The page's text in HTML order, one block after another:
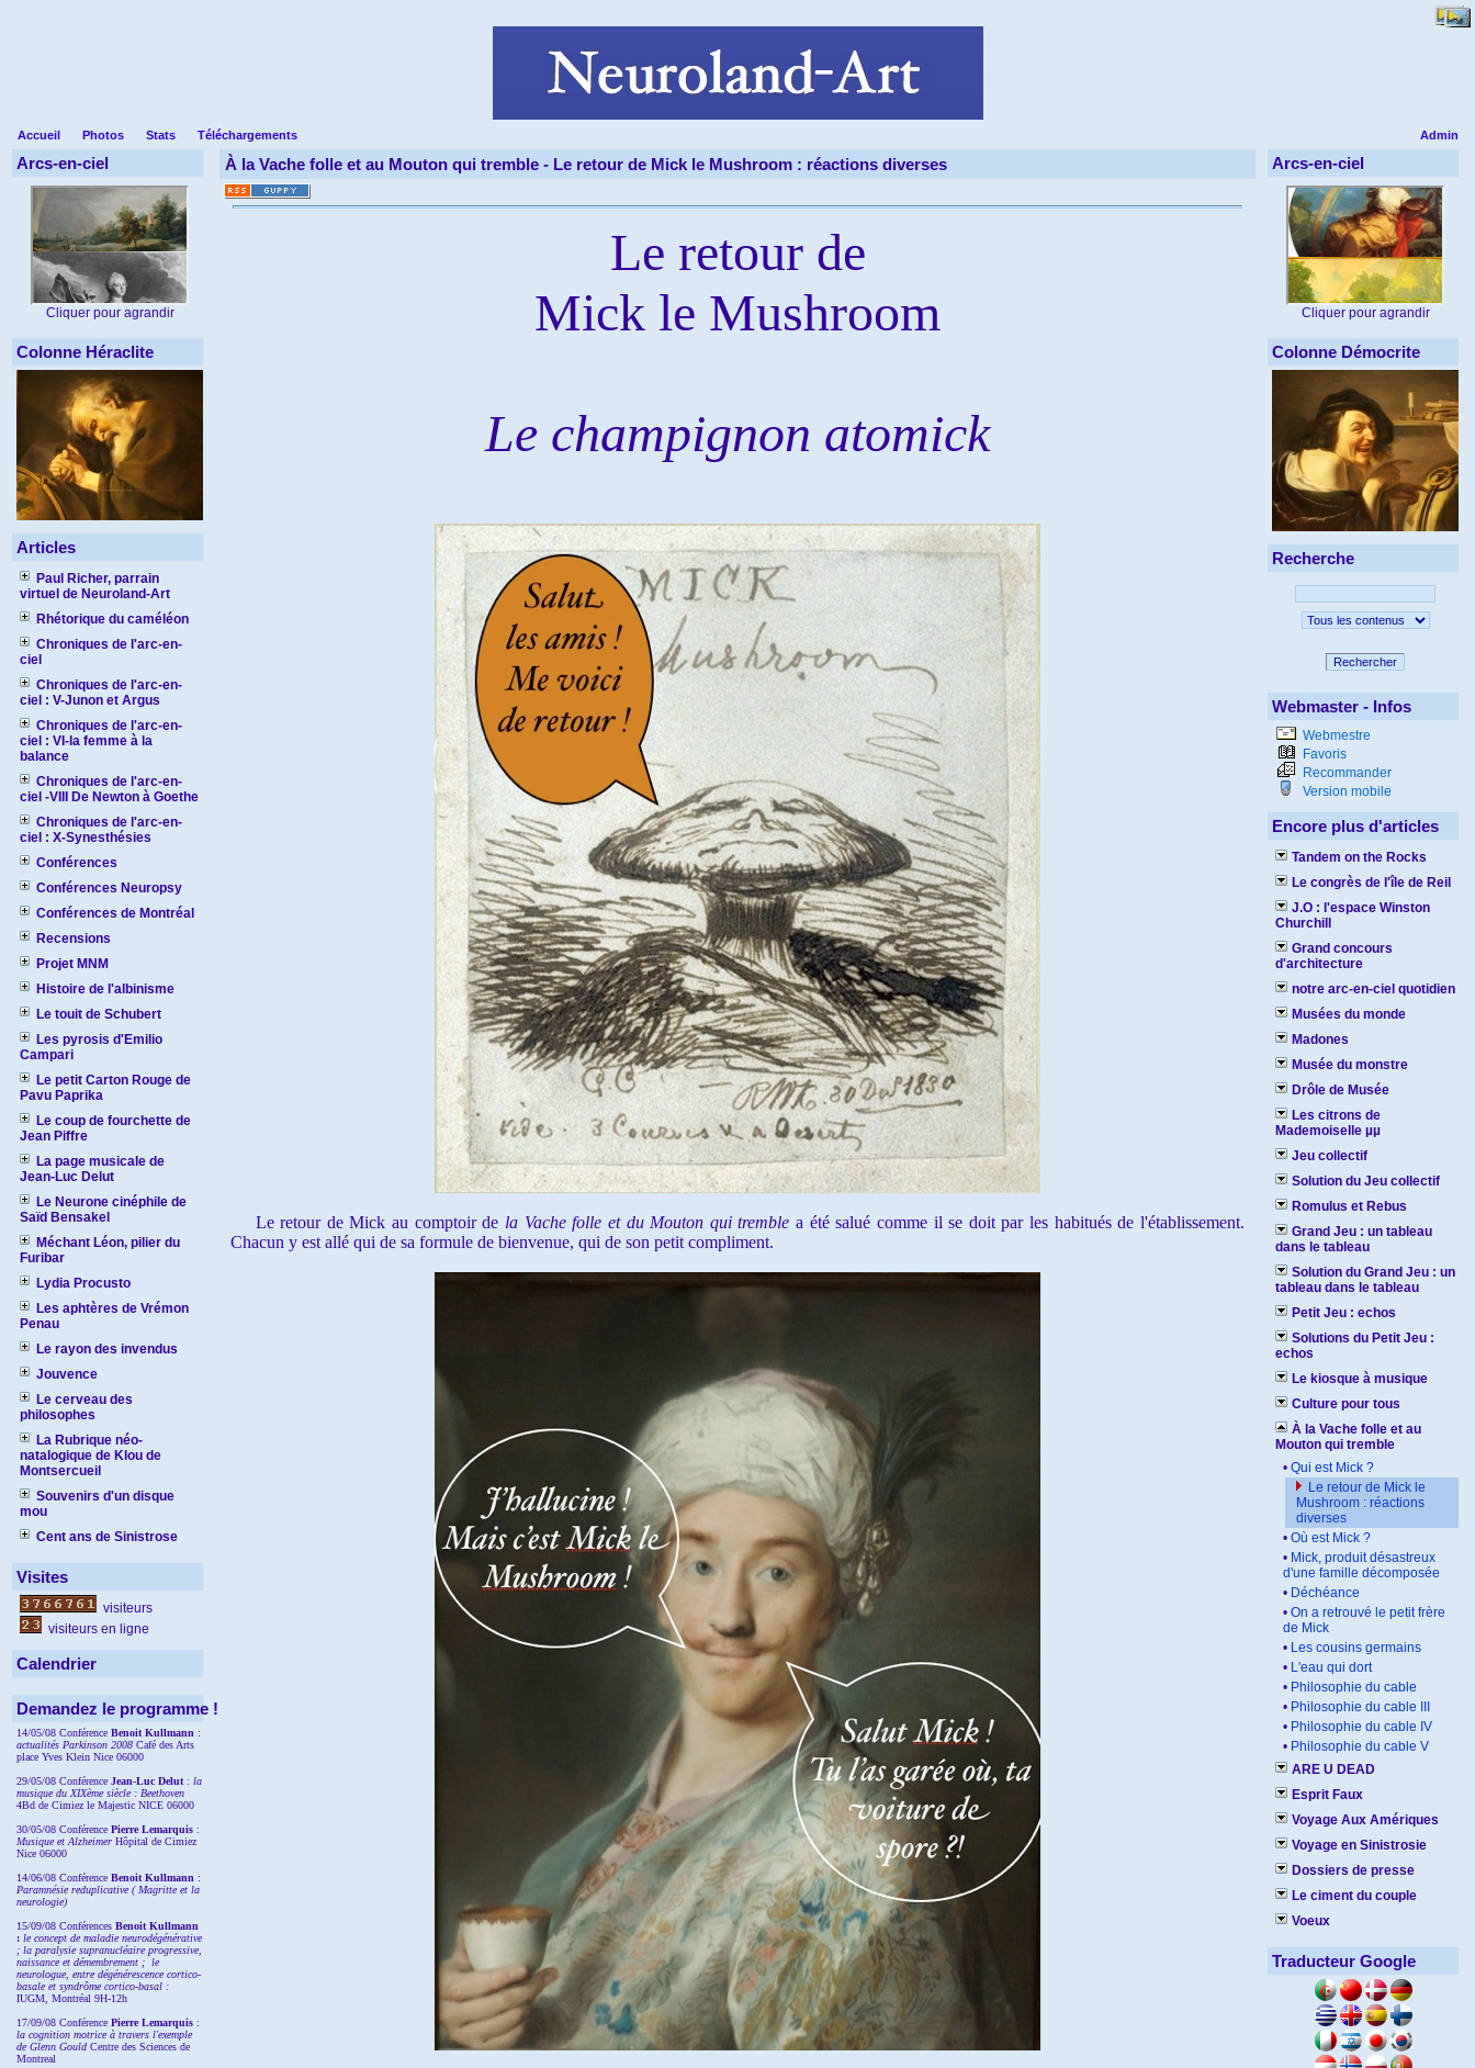
Admin
Accueil Photos Stats Téléchargements
Arcs-en-ciel
Cliquer pour agrandir
Colonne Héraclite
Articles
Paul Richer, parrain
virtuel de Neuroland-Art
Rhétorique du caméléon
Chroniques de l'arc-en-
ciel
Chroniques de l'arc-en-
ciel : V-Junon et Argus
Chroniques de l'arc-en-
ciel : VI-la femme à la
balance
Chroniques de l'arc-en-
ciel -VIII De Newton à Goethe
Chroniques de l'arc-en-
ciel : X-Synesthésies
Conférences
Conférences Neuropsy
Conférences de Montréal
Recensions
Projet MNM
Histoire de l'albinisme
Le touit de Schubert
Les pyrosis d'Emilio
Campari
Le petit Carton Rouge de
Pavu Paprika
Le coup de fourchette de
Jean Piffre
La page musicale de
Jean-Luc Delut
Le Neurone cinéphile de
Saïd Bensakel
Méchant Léon, pilier du
Furibar
Lydia Procusto
Les aphtères de Vrémon
Penau
Le rayon des invendus
Jouvence
Le cerveau des
philosophes
La Rubrique néo-
natalogique de Klou de
Montsercueil
Souvenirs d'un disque
mou
Cent ans de Sinistrose
Visites
visiteurs
visiteurs en ligne
Calendrier
Demandez le programme !
14/05/08 Conférence Benoit Kullmann :
actualités Parkinson 2008 Café des Arts
place Yves Klein Nice 06000
29/05/08 Conférence Jean-Luc Delut : la
musique du XIXème siècle : Beethoven
4Bd de Cimiez le Majestic NICE 06000
30/05/08 Conférence Pierre Lemarquis :
Musique et Alzheimer Hôpital de Cimiez
Nice 06000
14/06/08 Conférence Benoit Kullmann :
Paramnésie reduplicative ( Magritte et la
neurologie)
15/09/08 Conférences Benoit Kullmann
: le concept de maladie neurodégénérative
; la paralysie supranucléaire progressive,
naissance et démembrement ; le
neurologue, entre dégénérescence cortico-
basale et syndrôme cortico-basal :
IUGM, Montréal 9H-12h
17/09/08 Conférence Pierre Lemarquis :
la cognition motrice à travers l'exemple
de Glenn Gould Centre des Sciences de
Montreal
À la Vache folle et au Mouton qui tremble - Le retour de Mick le Mushroom : réactions diverses
Le retour de
Mick le Mushroom
Le champignon atomick
Le retour de Mick au comptoir de la Vache folle et du Mouton qui tremblea été salué comme il se doit par les habitués de l'établissement.
Chacun y est allé qui de sa formule de bienvenue, qui de son petit compliment.
Arcs-en-ciel
Cliquer pour agrandir
Colonne Démocrite
Recherche
Rechercher
Webmaster - Infos
Webmestre
Favoris
Recommander
Version mobile
Encore plus d'articles
Tandem on the Rocks
Le congrès de l'île de Reil
J.O : l'espace Winston
Churchill
Grand concours
d'architecture
notre arc-en-ciel quotidien
Musées du monde
Madones
Musée du monstre
Drôle de Musée
Les citrons de
Mademoiselle µµ
Jeu collectif
Solution du Jeu collectif
Romulus et Rebus
Grand Jeu : un tableau
dans le tableau
Solution du Grand Jeu : un
tableau dans le tableau
Petit Jeu : echos
Solutions du Petit Jeu :
echos
Le kiosque à musique
Culture pour tous
À la Vache folle et au
Mouton qui tremble
• Qui est Mick ?
Le retour de Mick le
Mushroom : réactions
diverses
• Où est Mick ?
• Mick, produit désastreux
d'une famille décomposée
• Déchéance
• On a retrouvé le petit frère
de Mick
• Les cousins germains
• L'eau qui dort
• Philosophie du cable
• Philosophie du cable III
• Philosophie du cable IV
• Philosophie du cable V
ARE U DEAD
Esprit Faux
Voyage Aux Amériques
Voyage en Sinistrosie
Dossiers de presse
Le ciment du couple
Voeux
Traducteur Google